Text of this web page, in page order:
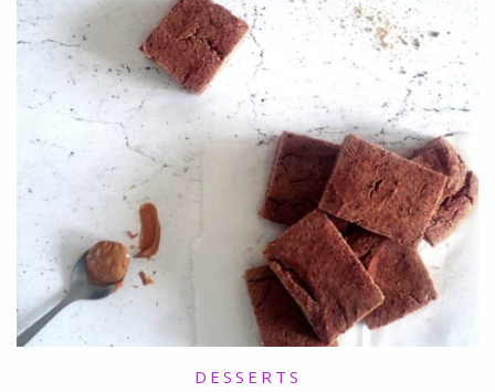
DESSERTS